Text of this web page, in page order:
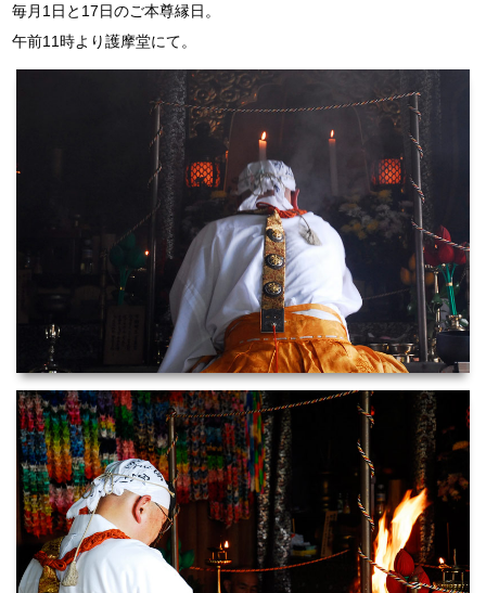
毎月1日と17日のご本尊縁日。
午前11時より護摩堂にて。